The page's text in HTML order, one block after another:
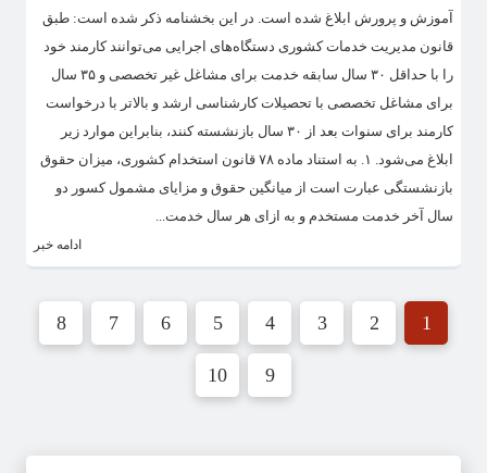
آموزش و پرورش ابلاغ شده است. در این بخشنامه ذکر شده است: طبق
قانون مدیریت خدمات کشوری دستگاه‌های اجرایی می‌توانند کارمند خود
را با حداقل ۳۰ سال سابقه خدمت برای مشاغل غیر تخصصی و ۳۵ سال
برای مشاغل تخصصی با تحصیلات کارشناسی ارشد و بالاتر با درخواست
کارمند برای سنوات بعد از ۳۰ سال بازنشسته کنند، بنابراین موارد زیر
ابلاغ می‌شود. ۱. به استناد ماده ۷۸ قانون استخدام کشوری، میزان حقوق
بازنشستگی عبارت است از میانگین حقوق و مزایای مشمول کسور دو
سال آخر خدمت مستخدم و به ازای هر سال خدمت...
ادامه خبر
1
2
3
4
5
6
7
8
9
10